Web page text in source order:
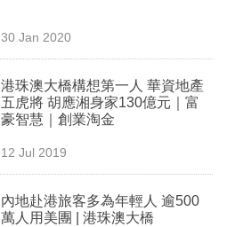
30 Jan 2020
港珠澳大橋構想第一人 華資地產
五虎將 胡應湘身家130億元｜富
豪智慧｜創業淘金
12 Jul 2019
內地赴港旅客多為年輕人 逾500
萬人用美團 | 港珠澳大橋